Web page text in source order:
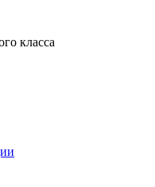
класса